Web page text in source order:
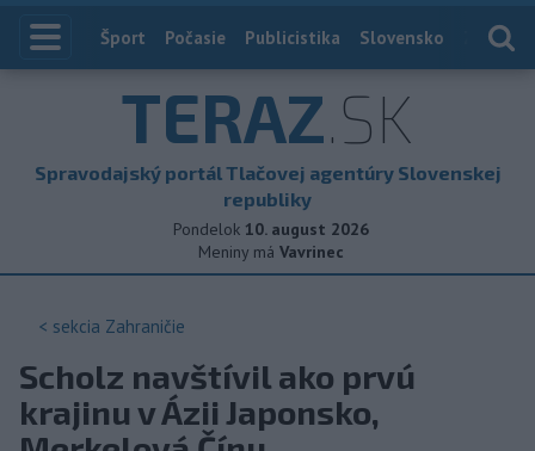
Index
Šport Počasie Publicistika Slovensko
TERAZ.SK
Spravodajský portál Tlačovej agentúry Slovenskej
republiky
Pondelok 10. august 2026
Meniny má Vavrinec
< sekcia Zahraničie
Scholz navštívil ako prvú
krajinu v Ázii Japonsko,